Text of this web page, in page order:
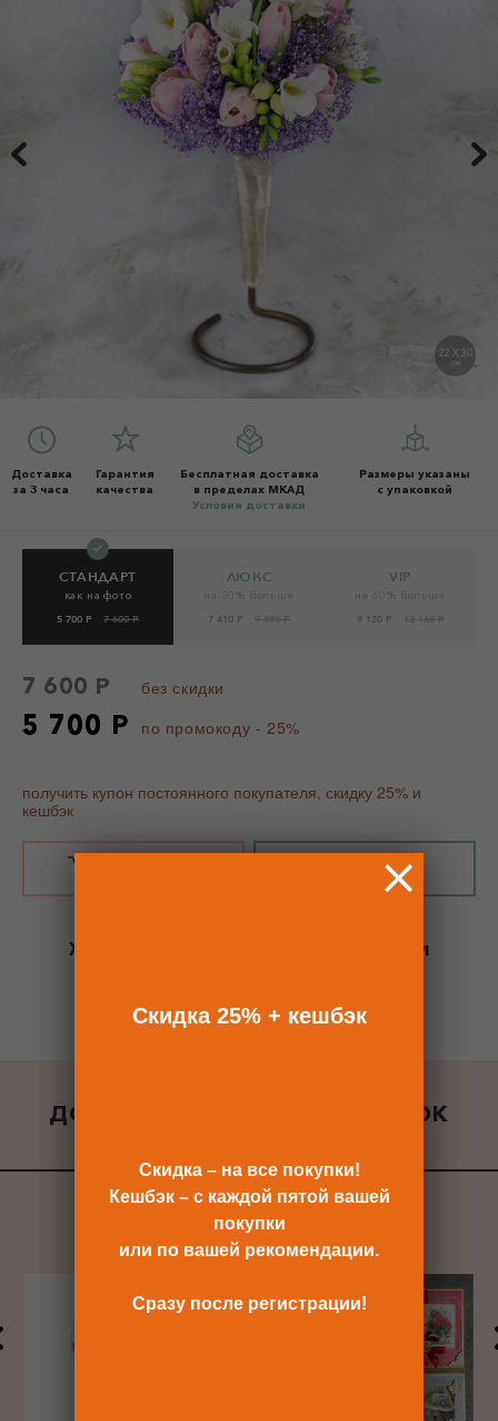
22 X 30
СМ
Доставка
за 3 часа
Гарантия
качества
Бесплатная доставка
в пределах МКАД
Условия доставки
Размеры указаны
с упаковкой
СТАНДАРТ
как на фото
5 700 Р 7 600 Р
ЛЮКС
7 410 Р 9 880 Р
VIP
9 120 Р 12 160 Р
7 600 Р без скидки
5 700 Р по промокоду - 25%
получить купон постоянного покупателя, скидку 25% и
кешбэк
КУПИТЬ В 1 КЛИК
Хотите сразу
и
ДОБАВИТЬ К ЗАКАЗУ ПОДАРОК
Скидка 25% + кешбэк
Скидка – на все покупки!
Кешбэк – с каждой пятой вашей
покупки
или по вашей рекомендации.
Сразу после регистрации!